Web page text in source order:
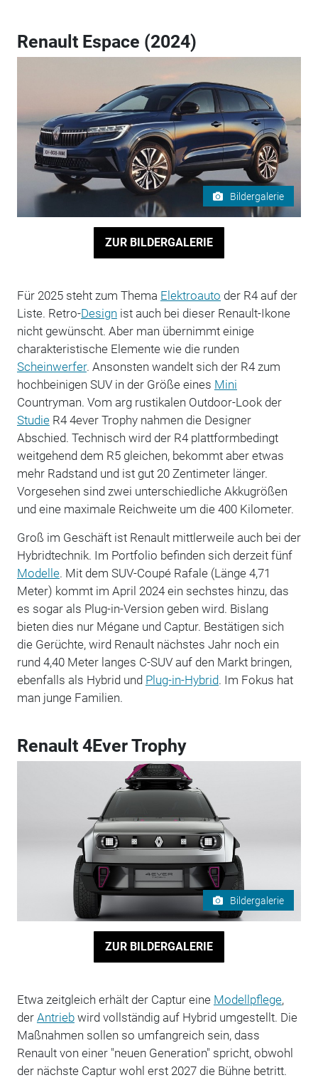
Renault Espace (2024)
Bildergalerie
ZUR BILDERGALERIE
Für 2025 steht zum Thema Elektroauto der R4 auf der
Liste. Retro-Design ist auch bei dieser Renault-Ikone
nicht gewünscht. Aber man übernimmt einige
charakteristische Elemente wie die runden
Scheinwerfer. Ansonsten wandelt sich der R4 zum
hochbeinigen SUV in der Größe eines Mini
Countryman. Vom arg rustikalen Outdoor-Look der
StudieR4 4ever Trophy nahmen die Designer
Abschied. Technisch wird der R4 plattformbedingt
weitgehend dem R5 gleichen, bekommt aber etwas
mehr Radstand und ist gut 20 Zentimeter länger.
Vorgesehen sind zwei unterschiedliche Akkugrößen
und eine maximale Reichweite um die 400 Kilometer.
Groß im Geschäft ist Renault mittlerweile auch bei der
Hybridtechnik. Im Portfolio befinden sich derzeit fünf
Modelle. Mit dem SUV-Coupé Rafale (Länge 4,71
Meter) kommt im April 2024 ein sechstes hinzu, das
es sogar als Plug-in-Version geben wird. Bislang
bieten dies nur Mégane und Captur. Bestätigen sich
die Gerüchte, wird Renault nächstes Jahr noch ein
rund 4,40 Meter langes C-SUV auf den Markt bringen,
ebenfalls als Hybrid und Plug-in-Hybrid. Im Fokus hat
man junge Familien.
Renault 4Ever Trophy
Bildergalerie
ZUR BILDERGALERIE
Etwa zeitgleich erhält der Captur eine Modellpflege,
der Antriebwird vollständig auf Hybrid umgestellt. Die
Maßnahmen sollen so umfangreich sein, dass
Renault von einer "neuen Generation" spricht, obwohl
der nächste Captur wohl erst 2027 die Bühne betritt.